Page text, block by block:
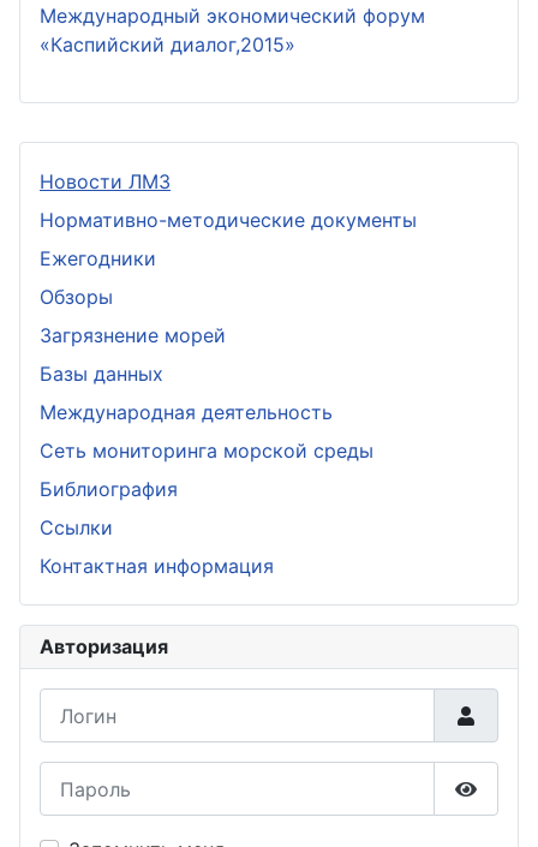
Новости ЛМЗ
Нормативно-методические документы
Ежегодники
Обзоры
Загрязнение морей
Базы данных
Международная деятельность
Сеть мониторинга морской среды
Библиография
Ссылки
Контактная информация
Авторизация
Международный экономический форум
«Каспийский диалог,2015»